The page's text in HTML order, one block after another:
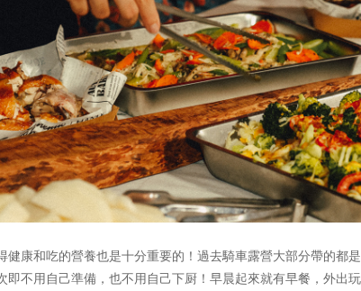
健康和吃的營養也是十分重要的！過去騎車露營大部分帶的都
不用自己準備，也不用自己下厨！早晨起來就有早餐，外出